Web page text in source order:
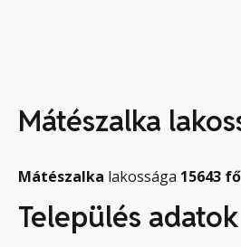
Mátészalka
Mátészalka lakossága 15643 fő
Település adatok